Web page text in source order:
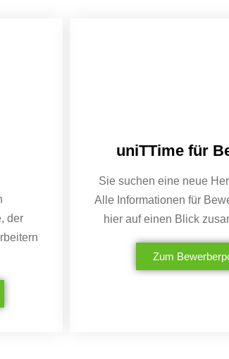
der
uniTTime für
Sie suchen eine neue
Alle Informationen für
hier auf einen Blick
Zum